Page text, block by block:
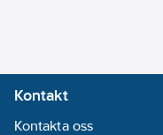
Kontakt
Kontakta oss